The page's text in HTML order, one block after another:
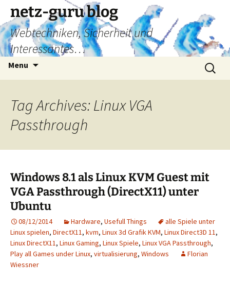
Skip
content
netz-guru blog
Webtechniken, Sicherheit und
Interessantes…
Menu
Search
for:
Tag Archives: Linux VGA
Passthrough
Windows 8.1 als Linux KVM Guest mit
VGA Passthrough (DirectX11) unter
Ubuntu
08/12/2014 Hardware, Usefull Things
alle Spiele unter
Linux spielen, DirectX11, kvm, Linux 3d Grafik KVM, Linux Direct3D 11,
Linux DirectX11, Linux Gaming, Linux Spiele, Linux VGA Passthrough,
Play all Games under Linux, virtualisierung, Windows
Florian
Wiessner